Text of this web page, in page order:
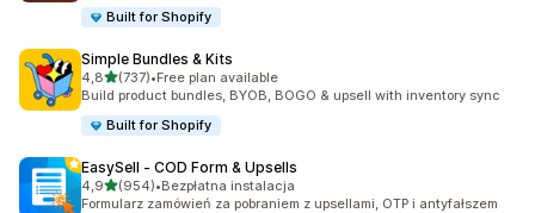
Built for Shopify
Simple Bundles & Kits
4,8na 5 gwiazdek
(737)
Łączna liczba recenzji: 737
•Free plan available
Build product bundles, BYOB, BOGO & upsell with inventory sync
Built for Shopify
EasySell ‑ COD Form & Upsells
4,9na 5 gwiazdek
(954)
Łączna liczba recenzji: 954
•Bezpłatna instalacja
Formularz zamówień za pobraniem z upsellami, OTP i antyfałszem